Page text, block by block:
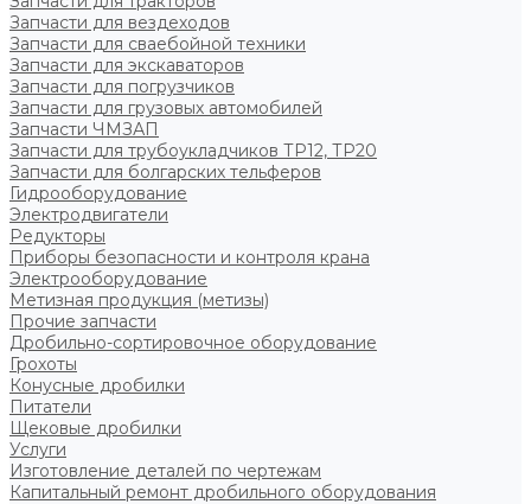
Запчасти для вездеходов
Запчасти для сваебойной техники
Запчасти для экскаваторов
Запчасти для погрузчиков
Запчасти для грузовых автомобилей
Запчасти ЧМЗАП
Запчасти для трубоукладчиков ТР12, ТР20
Запчасти для болгарских тельферов
Гидрооборудование
Электродвигатели
Редукторы
Приборы безопасности и контроля крана
Электрооборудование
Метизная продукция (метизы)
Прочие запчасти
Дробильно-сортировочное оборудование
Грохоты
Конусные дробилки
Питатели
Щековые дробилки
Услуги
Изготовление деталей по чертежам
Капитальный ремонт дробильного оборудования